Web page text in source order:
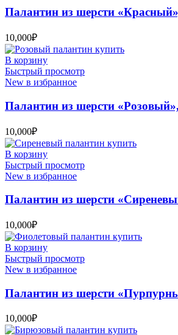
Палантин из шерсти
10,000₽
В корзину
Быстрый просмотр
New в избранное
Палантин из шерсти
10,000₽
В корзину
Быстрый просмотр
New в избранное
Палантин из шерсти
10,000₽
В корзину
Быстрый просмотр
New в избранное
Палантин из шерсти
10,000₽